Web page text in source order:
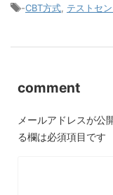
-CBT方式 テストセ
comment
メールアドレスが公
る欄は必須項目です